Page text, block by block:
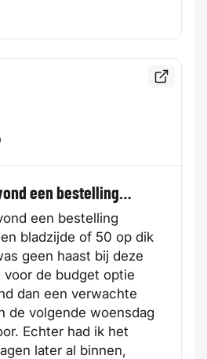
een bestelling…
een bestelling
bladzijde of 50 op dik
geen haast bij deze
voor de budget optie
dan een verwachte
de volgende woensdag
Echter had ik het
later al binnen,
Bekijk